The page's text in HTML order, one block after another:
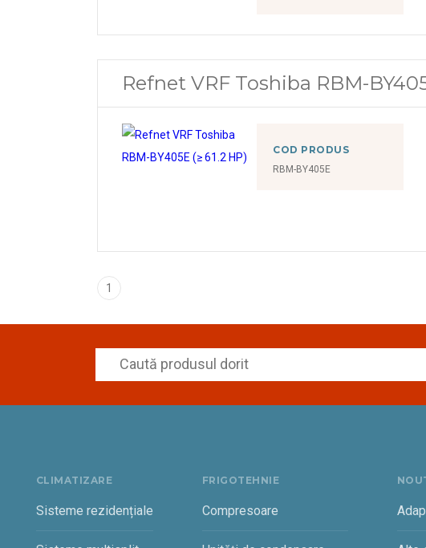
Refnet VRF Toshiba RBM-
COD PRODUS
RBM-BY405E
1
CLIMATIZARE
Sisteme rezidențiale
FRIGOTEHNIE
Compresoare